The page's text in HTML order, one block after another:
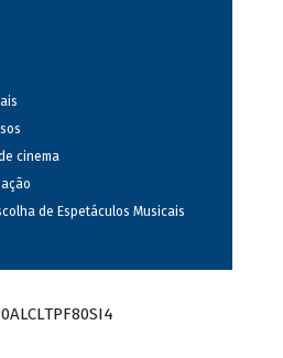
cinema
de Espetáculos Musicais